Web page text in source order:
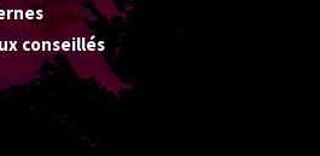
conseillés